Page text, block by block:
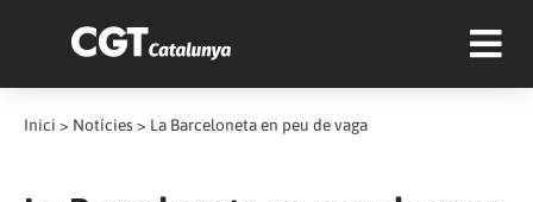
Inici > Notícies > La Barceloneta en peu de vaga